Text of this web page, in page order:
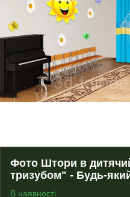
Фото Штори в
тризубом" - Будь-
В наявності